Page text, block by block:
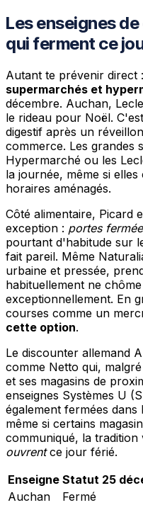
Les enseignes
qui ferment ce
Autant te prévenir direct :
supermarchés et
décembre. Auchan,
le rideau pour Noël.
digestif après un
commerce. Les grandes
Hypermarché ou les
la journée, même si
horaires aménagés.
Côté alimentaire, Picard
exception : portes
pourtant d'habitude sur
fait pareil. Même
urbaine et pressée,
habituellement ne
exceptionnellement. En
courses comme un
cette option.
Le discounter allemand
comme Netto qui,
et ses magasins de
enseignes Systèmes U
également fermées dans
même si certains
communiqué, la tradition
ouvrentce jour férié.
Enseigne Statut 25
Auchan
Fermé